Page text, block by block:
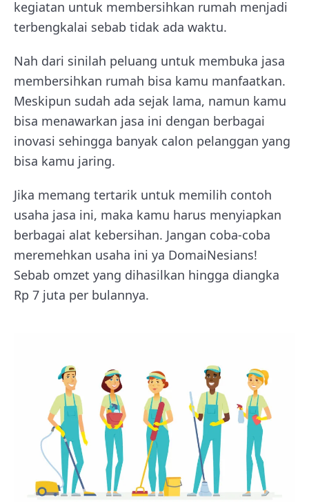
kegiatan untuk membersihkan rumah menjadi
terbengkalai sebab tidak ada waktu.
Nah dari sinilah peluang untuk membuka jasa
membersihkan rumah bisa kamu manfaatkan.
Meskipun sudah ada sejak lama, namun kamu
bisa menawarkan jasa ini dengan berbagai
inovasi sehingga banyak calon pelanggan yang
bisa kamu jaring.
Jika memang tertarik untuk memilih contoh
usaha jasa ini, maka kamu harus menyiapkan
berbagai alat kebersihan. Jangan coba-coba
meremehkan usaha ini ya DomaiNesians!
Sebab omzet yang dihasilkan hingga diangka
Rp 7 juta per bulannya.